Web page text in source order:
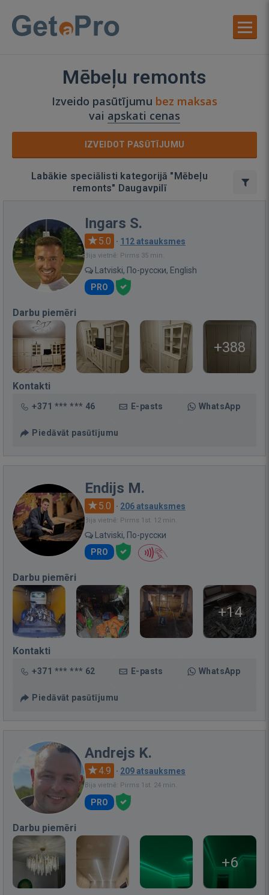
Mēbeļu remonts
Izveido pasūtījumu bez maksas
vai apskati cenas
IZVEIDOT PASŪTĪJUMU
Labākie speciālisti kategorijā "Mēbeļu
remonts" Daugavpilī
Ingars S.
5.0 · 112 atsauksmes
Bija vietnē: Pirms 35 min.
Latviski, По-русски, English
PRO
Darbu piemēri
+388
Kontakti
+371 *** *** 46 E-pasts WhatsApp
Piedāvāt pasūtījumu
Endijs M.
5.0 · 206 atsauksmes
Bija vietnē: Pirms 1st. 12 min.
Latviski, По-русски
PRO
Darbu piemēri
+14
Kontakti
+371 *** *** 62 E-pasts WhatsApp
Piedāvāt pasūtījumu
Andrejs K.
4.9 · 209 atsauksmes
Bija vietnē: Pirms 1st. 24 min.
PRO
Darbu piemēri
+6